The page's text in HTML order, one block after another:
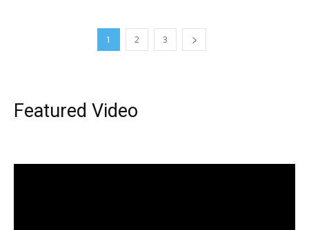
1 2 3
Featured Video